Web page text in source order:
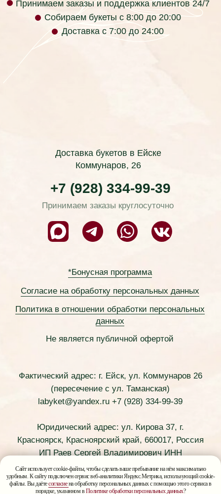
Юридический адрес: ул. Кирова 37, г.
Красноярск, Красноярский край, 660017, Россия
ИП Раев Сергей Владимирович ИНН
236105723034
Телефон компании: +7 (928) 334-99-39
Сайт использует cookie-файлы, чтобы сделать ваше пребывание на нём максимально
удобным. К сайту подключен сервис веб-аналитики Яндекс.Метрика, использующий cookie-
файлы. Вы даётесогласиена обработку персональных данных с помощью этого сервиса в
порядке, указанном вПолитике обработки персональных данных?